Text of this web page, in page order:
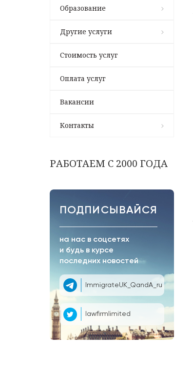
Образование
Другие услуги
Стоимость услуг
Оплата услуг
Вакансии
Контакты
РАБОТАЕМ С 2000 ГОДА
ПОДПИСЫВАЙСЯ
на нас в соцсетях
и будь в курсе
последних новостей
ImmigrateUK_QandA_ru
lawfirmlimited